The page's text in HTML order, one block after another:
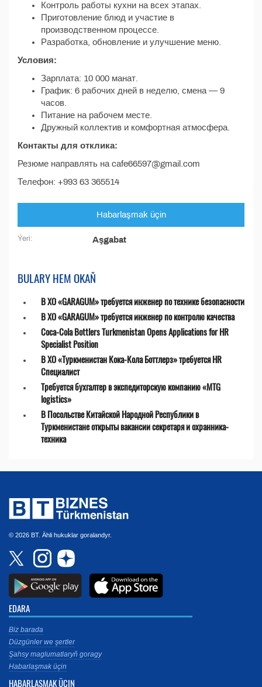
Контроль работы кухни на всех этапах.
Приготовление блюд и участие в
производственном процессе.
Разработка, обновление и улучшение меню.
Условия:
Зарплата: 10 000 манат.
График: 6 рабочих дней в неделю, смена — 9
часов.
Питание на рабочем месте.
Дружный коллектив и комфортная атмосфера.
Контакты для отклика:
Резюме направлять на cafe66597@gmail.com
Телефон: +993 63 365514
Habarlaşmak üçin
Ýeri: Aşgabat
BULARY HEM OKAŇ
В ХО «GARAGUM» требуется инженер по технике безопасности
В ХО «GARAGUM» требуется инженер по контролю качества
Coca-Cola Bottlers Turkmenistan Opens Applications for HR
Specialist Position
В ХО «Туркменистан Кока-Кола Боттлерз» требуется HR
Специалист
Требуется бухгалтер в экспедиторскую компанию «MTG
logistics»
В Посольстве Китайской Народной Республики в
Туркменистане открыты вакансии секретаря и охранника-
техника
© 2026 BT. Ähli hukuklar goralandyr.
EDARA
Biz barada
Düzgünler we şertler
Şahsy maglumatlaryň goragy
Habarlaşmak üçin
HABARLAŞMAK ÜÇIN